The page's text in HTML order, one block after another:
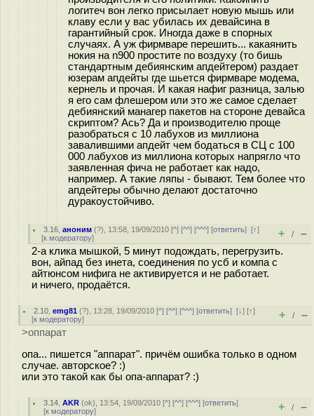
логитеч вон легко присылает новую мышь или
клаву если у вас убилась их девайсина в
гарантийный срок. Иногда даже в спорных
случаях. А уж фирмваре перешить... какаянить
нокия на n900 простите по воздуху (то бишь
стандартным дебиянским апдейтером) раздает
юзерам апдейты где шьется фирмваре модема,
кернель и прочая. И какая нафиг разница, залью
я его сам флешером или это же самое сделает
дебиянский манагер пакетов на стороне девайса
скриптом? Ась? Да и производителю проще
разобраться с 10 лабухов из миллиона
завалившими апдейт чем бодаться в СЦ с 100
000 лабухов из миллиона которых напрягло что
заявленная фича не работает как надо,
например. А такие ляпы - бывают. Тем более что
апдейтеры обычно делают достаточно
дуракоустойчиво.
3.16 ,аноним (?), 13:58, 19/09/2010 [^] [^^] [^^^] [ответить][↑]
[к модератору] + / –
2-а клика мышкой, 5 минут подождать, перегрузить.
вон, айпад без инета, соединения по усб и компа с
айтюнсом нифига не активируется и не работает.
и ничего, продаётся.
2.10 ,emg81 (?), 13:28, 19/09/2010 [^] [^^] [^^^] [ответить][↓] [↑]
[к модератору] + / –
>оппарат
опа... пишется "аппарат". причём ошибка только в одном
случае. авторское? :)
или это такой как бы опа-аппарат? :)
3.14 ,AKR (ok), 13:54, 19/09/2010 [^] [^^] [^^^] [ответить]
[к модератору] + / –